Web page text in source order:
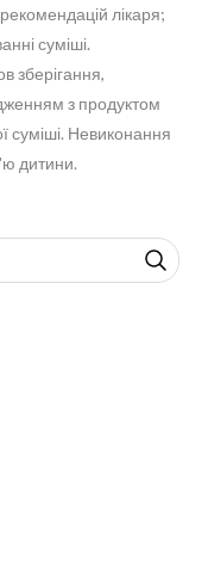
лікаря;
суміші.
зберігання,
з продуктом
суміші. Невиконання
дитини.